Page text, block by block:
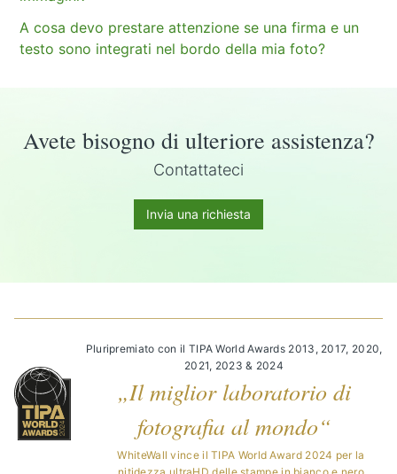
A cosa devo prestare attenzione se una firma e un
testo sono integrati nel bordo della mia foto?
Avete bisogno di ulteriore assistenza?
Contattateci
Invia una richiesta
Pluripremiato con il TIPA World Awards 2013, 2017, 2020,
2021, 2023 & 2024
„Il miglior laboratorio di
fotografia al mondo“
WhiteWall vince il TIPA World Award 2024 per la